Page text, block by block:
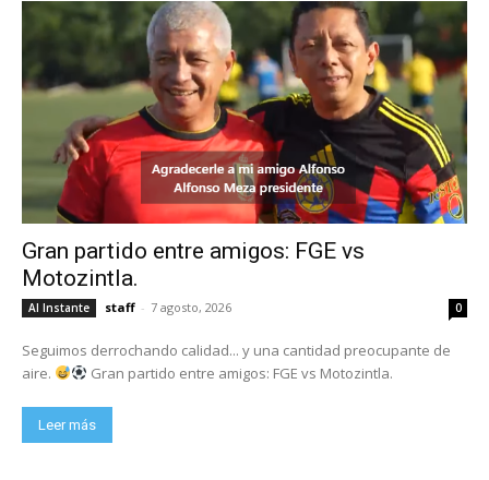
Gran partido entre amigos: FGE vs
Motozintla.
Al Instante staff - 7 agosto, 2026 0
Seguimos derrochando calidad... y una cantidad preocupante de
aire.
Gran partido entre amigos: FGE vs Motozintla.
Leer más